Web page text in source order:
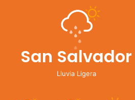
San Salvador
Lluvia Ligera